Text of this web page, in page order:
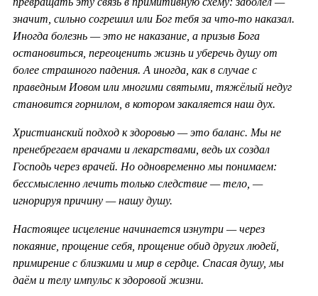
значит, сильно согрешил или Бог тебя за что-то наказал.
Иногда болезнь — это не наказание, а призыв Бога
остановиться, переоценить жизнь и уберечь душу от
более страшного падения. А иногда, как в случае с
праведным Иовом или многими святыми, тяжёлый недуг
становится горнилом, в котором закаляется наш дух.
Христианский подход к здоровью — это баланс. Мы не
пренебрегаем врачами и лекарствами, ведь их создал
Господь через врачей. Но одновременно мы понимаем:
бессмысленно лечить только следствие — тело, —
игнорируя причину — нашу душу.
Настоящее исцеление начинается изнутри — через
покаяние, прощение себя, прощение обид других людей,
примирение с близкими и мир в сердце. Спасая душу, мы
даём и телу импульс к здоровой жизни.